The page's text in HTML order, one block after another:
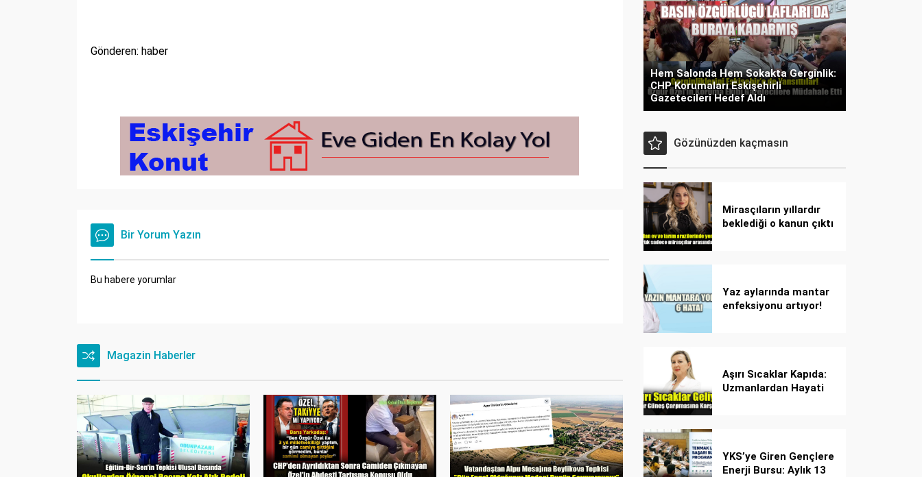
Gönderen: haber
Bir Yorum Yazın
Bu habere yorumlar
Magazin Haberler
Hem Salonda Hem Sokakta Gerginlik:
CHP Korumaları Eskişehirli
Gazetecileri Hedef Aldı
Gözünüzden kaçmasın
Mirasçıların yıllardır
beklediği o kanun çıktı
Yaz aylarında mantar
enfeksiyonu artıyor!
Aşırı Sıcaklar Kapıda:
Uzmanlardan Hayati
YKS’ye Giren Gençlere
Enerji Bursu: Aylık 13